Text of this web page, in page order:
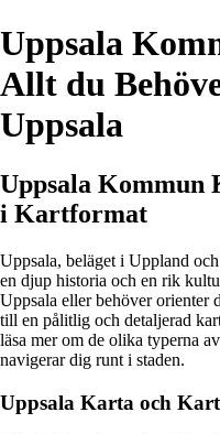
Uppsala
Allt du
Uppsala
Uppsala Kommun
i Kartformat
Uppsala, beläget i Uppland
en djup historia och en rik
Uppsala eller behöver orienter
till en pålitlig och detaljerad
läsa mer om de olika typerna
navigerar dig runt i staden.
Uppsala Karta och